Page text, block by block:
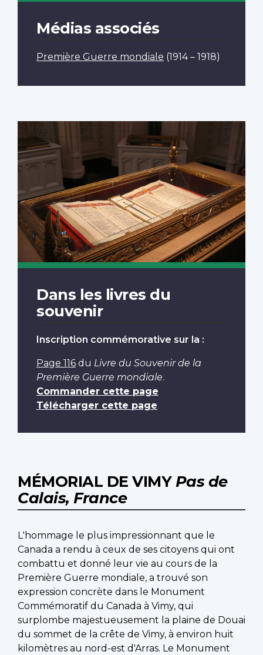
Médias associés
Première Guerre mondiale (1914 – 1918)
Dans les livres du
souvenir
Inscription commémorative sur la :
Page 116 du Livre du Souvenir de la
Première Guerre mondiale.
Commander cette page
Télécharger cette page
MÉMORIAL DE VIMY Pas de
Calais, France
L'hommage le plus impressionnant que le
Canada a rendu à ceux de ses citoyens qui ont
combattu et donné leur vie au cours de la
Première Guerre mondiale, a trouvé son
expression concrète dans le Monument
Commémoratif du Canada à Vimy, qui
surplombe majestueusement la plaine de Douai
du sommet de la crête de Vimy, à environ huit
kilomètres au nord-est d'Arras. Le Monument